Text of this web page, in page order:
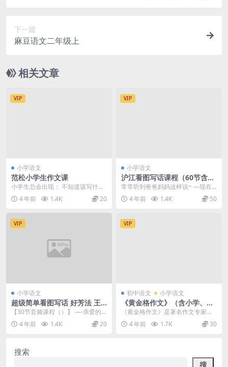
下一篇
麻豆语文二年级上
相关文章
VIP
小学语文
范松小学生作文课
小学生总会出现： 不知道该写什
么； 没什么可写； 写出来的作文，
一半是真一半是假...
4 年前 1.4K 20
VIP
小学语文
沪江看图写话课程（60节含课
后作业）
常常听到爸爸妈妈这样说~ —现在
一年级不要求造句、写作文，但是
二年级...
4 年前 1.4K 50
VIP
小学语文
超级简单看图写话 好芳法 王
芳
【30节音频课程（）】 —-亲爱的
家长朋友们，你们有没有因为孩子
写不好作文而感到...
4 年前 1.4K 20
VIP
初中语文 小学语文
《黄金格作文》（含小学、初
中、高中各阶段）
《黄金格作文》是著名作文专家胡
国华老师，根据中小学生写作特
点，按照小学、初中、高...
4 年前 1.7K 30
搜索
搜